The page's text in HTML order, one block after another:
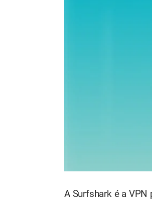
A Surfshark é a